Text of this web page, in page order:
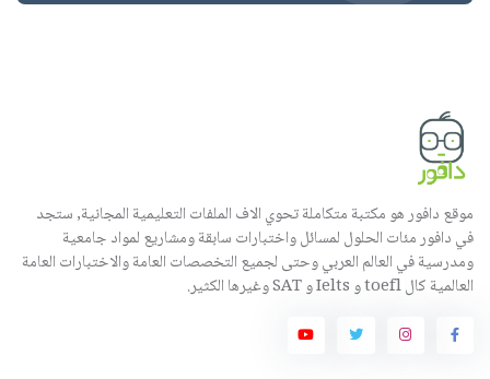
موقع دافور هو مكتبة متكاملة تحوي الاف الملفات التعليمية المجانية, ستجد
في دافور مئات الحلول لمسائل واختبارات سابقة ومشاريع لمواد جامعية
ومدرسية في العالم العربي وحتى لجميع التخصصات العامة والاختبارات العامة
العالمية كال toefl و Ielts و SAT وغيرها الكثير.